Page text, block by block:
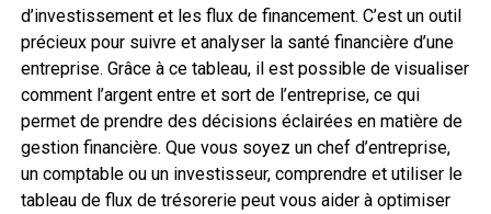
d’investissement et les flux de financement. C’est un outil
précieux pour suivre et analyser la santé financière d’une
entreprise. Grâce à ce tableau, il est possible de visualiser
comment l’argent entre et sort de l’entreprise, ce qui
permet de prendre des décisions éclairées en matière de
gestion financière. Que vous soyez un chef d’entreprise,
un comptable ou un investisseur, comprendre et utiliser le
tableau de flux de trésorerie peut vous aider à optimiser